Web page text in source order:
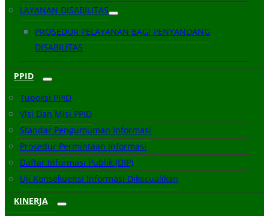
LAYANAN DISABILITAS
PROSEDUR PELAYANAN BAGI PENYANDANG
DISABILITAS
PPID
Tupoksi PPID
Visi Dan Misi PPID
Standar Pengumuman Informasi
Prosedur Permintaan Informasi
Daftar Informasi Publik (DIP)
Uji Konsekuensi Informasi Dikecualikan
KINERJA